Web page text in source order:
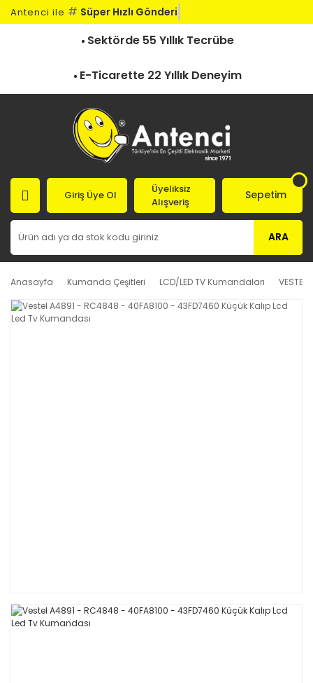
Antenci ile # Süper Hızlı Gönderi
Sektörde 55 Yıllık Tecrübe
E-Ticarette 22 Yıllık Deneyim
ARA
Giriş Üye Ol
Üyeliksiz
Alışveriş
Sepetim
Anasayfa Kumanda Çeşitleri LCD/LED TV Kumandaları VESTEL